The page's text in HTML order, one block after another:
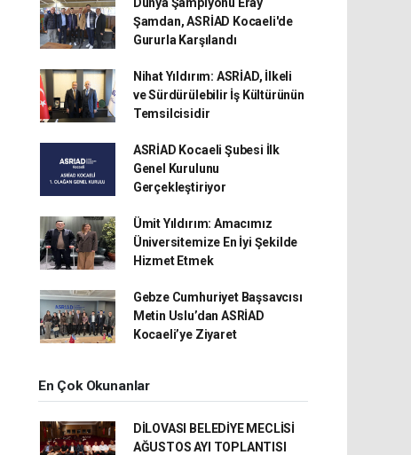
Şamdan, ASRİAD Kocaeli'de
Gururla Karşılandı
Nihat Yıldırım: ASRİAD, İlkeli
ve Sürdürülebilir İş Kültürünün
Temsilcisidir
ASRİAD Kocaeli Şubesi İlk
Genel Kurulunu
Gerçekleştiriyor
Ümit Yıldırım: Amacımız
Üniversitemize En İyi Şekilde
Hizmet Etmek
Gebze Cumhuriyet Başsavcısı
Metin Uslu’dan ASRİAD
Kocaeli’ye Ziyaret
En Çok Okunanlar
DİLOVASI BELEDİYE MECLİSİ
AĞUSTOS AYI TOPLANTISI